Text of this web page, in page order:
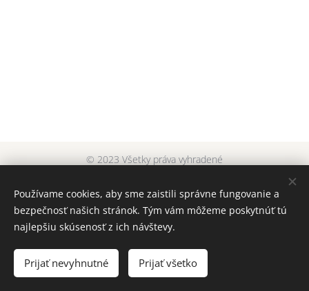
© 2023 Všetky práva vyhradené
Jazyky
Slovenčina
English
EUR €
Používame cookies, aby sme zaistili správne fungovanie a
bezpečnosť našich stránok. Tým vám môžeme poskytnúť tú
najlepšiu skúsenosť z ich návštevy.
Prijať nevyhnutné Prijať všetko